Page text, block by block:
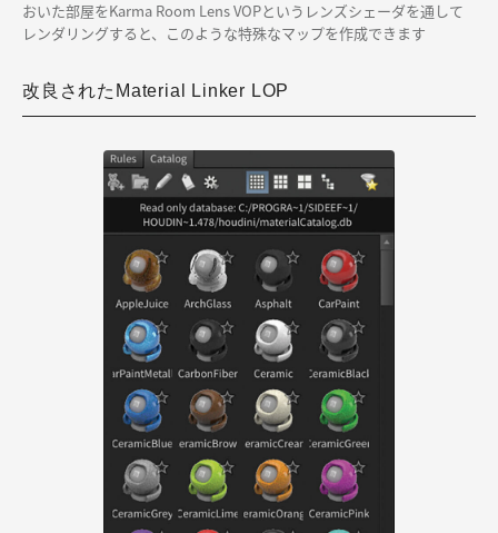
おいた部屋をKarma Room Lens VOPというレンズシェーダを通して
レンダリングすると、このような特殊なマップを作成できます
改良されたMaterial Linker LOP